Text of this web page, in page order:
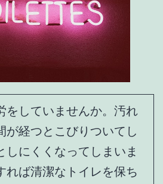
をしていませんか。汚れ
が経つとこびりついてし
しにくくなってしまいま
れば清潔なトイレを保ち